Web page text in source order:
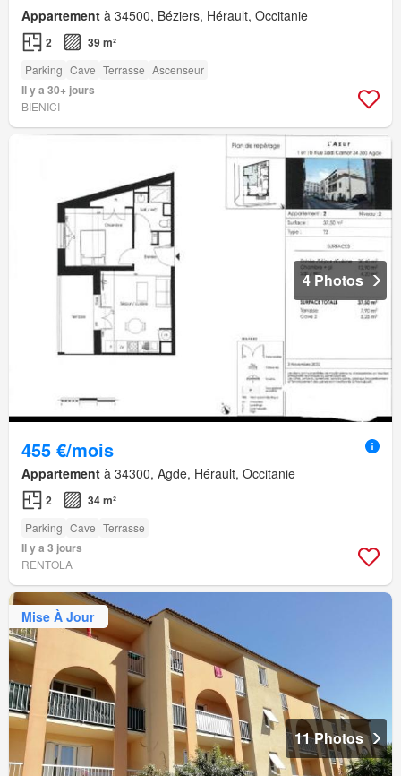
Appartement à 34500, Béziers, Hérault, Occitanie
2 39 m²
Parking Cave Terrasse Ascenseur
Il y a 30+ jours
BIENICI
4 Photos
455 €/mois
Appartement à 34300, Agde, Hérault, Occitanie
2 34 m²
Parking Cave Terrasse
Il y a 3 jours
RENTOLA
Mise À Jour
11 Photos